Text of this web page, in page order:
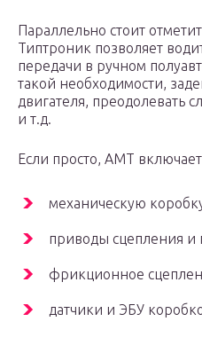
Параллельно стоит
Типтроник позволяет
передачи в ручном
такой необходимости,
двигателя, преодолевать
и т.д.
Если просто, АМТ включает
механическую
приводы сцепления и
фрикционное
датчики и ЭБУ